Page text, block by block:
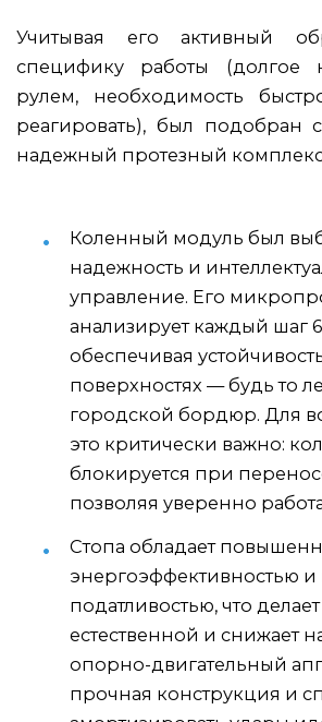
Учитывая его активный
специфику работы (долгое
рулем, необходимость
реагировать), был подобран
надежный протезный
Коленный модуль был
надежность и
управление. Его
анализирует каждый шаг
обеспечивая
поверхностях — будь то
городской бордюр. Для
это критически важно:
блокируется при
позволяя уверенно
Стопа обладает
энергоэффективностью и
податливостью, что
естественной и снижает
опорно-двигательный
прочная конструкция и